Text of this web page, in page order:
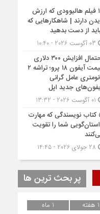
۱۰ فیلم هالیوودی که ارزش
دارند | شاهکارهایی که
از دست بدهید
احتمال افزایش ۳۰۰ دلاری
قیمت آیفون ۱۸ پرو؛ تراشه ۲
عامل گرانی
جدید اپل
۵ کتاب نویسندگی که مهارت
شما را تقویت
پر بحث ترین ها
1 هفته 1 ماه